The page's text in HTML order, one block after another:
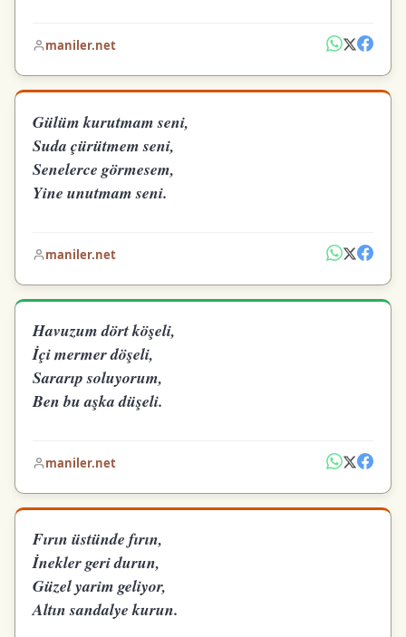
maniler.net
Gülüm kurutmam seni,
Suda çürütmem seni,
Senelerce görmesem,
Yine unutmam seni.
maniler.net
Havuzum dört köşeli,
İçi mermer döşeli,
Sararıp soluyorum,
Ben bu aşka düşeli.
maniler.net
Fırın üstünde fırın,
İnekler geri durun,
Güzel yarim geliyor,
Altın sandalye kurun.